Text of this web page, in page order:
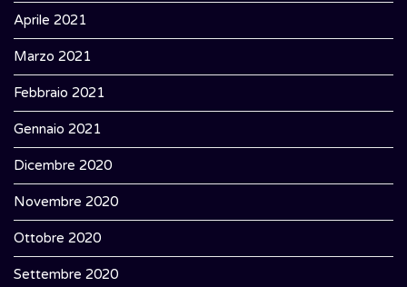
Aprile 2021
Marzo 2021
Febbraio 2021
Gennaio 2021
Dicembre 2020
Novembre 2020
Ottobre 2020
Settembre 2020